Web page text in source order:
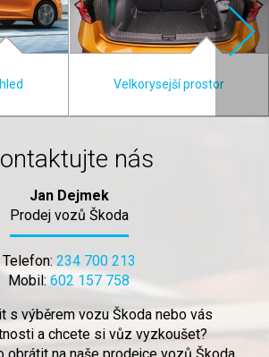
Velkorysejší prostor
nás
Jan Dejmek
Prodej vozů Škoda
Telefon: 234 700 213
Mobil: 602 157 758
s výběrem vozu Škoda nebo vás
a chcete si vůz vyzkoušet?
obrátit na naše prodejce vozů Škoda,